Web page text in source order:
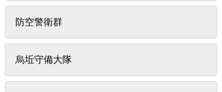
防空警衛群
烏坵守備大隊